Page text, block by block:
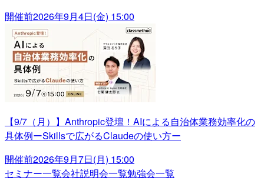
開催前2026年9月4日(金) 15:00
【9/7（月）】Anthropic登壇！AIによる自治体業務効率化の
具体例ーSkillsで広がるClaudeの使い方ー
開催前2026年9月7日(月) 15:00
セミナー一覧会社説明会一覧勉強会一覧